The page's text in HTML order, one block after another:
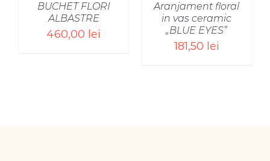
BUCHET FLORI
ALBASTRE
460,00 lei
Aranjament floral
in vas ceramic
„BLUE EYES”
181,50 lei